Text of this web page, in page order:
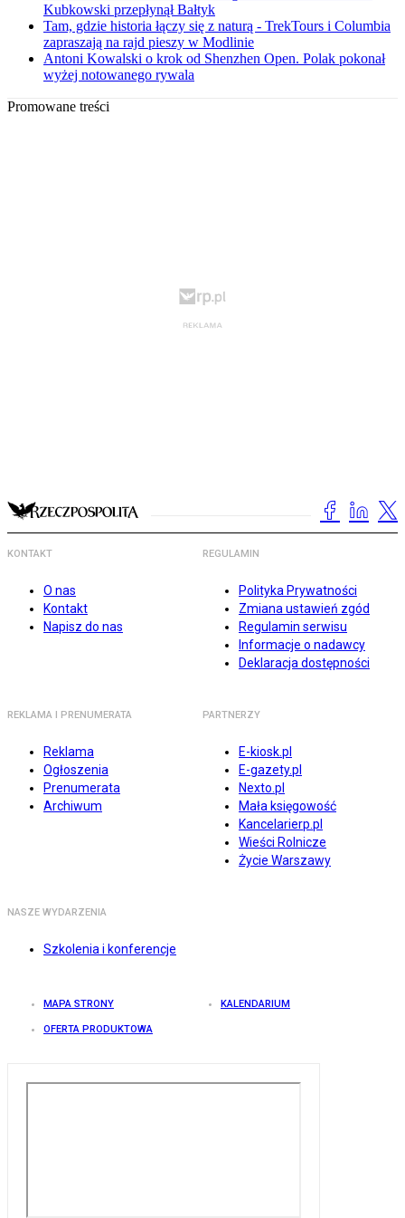
Kubkowski przepłynął Bałtyk
Tam, gdzie historia łączy się z naturą - TrekTours i Columbia
zapraszają na rajd pieszy w Modlinie
Antoni Kowalski o krok od Shenzhen Open. Polak pokonał
wyżej notowanego rywala
Promowane treści
KONTAKT
O nas
Kontakt
Napisz do nas
REGULAMIN
Polityka Prywatności
Zmiana ustawień zgód
Regulamin serwisu
Informacje o nadawcy
Deklaracja dostępności
REKLAMA I PRENUMERATA
Reklama
Ogłoszenia
Prenumerata
Archiwum
PARTNERZY
E-kiosk.pl
E-gazety.pl
Nexto.pl
Mała księgowość
Kancelarierp.pl
Wieści Rolnicze
Życie Warszawy
NASZE WYDARZENIA
Szkolenia i konferencje
MAPA STRONY KALENDARIUM
OFERTA PRODUKTOWA